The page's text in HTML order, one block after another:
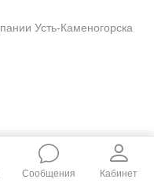
Усть-Каменогорска
Сообщения Кабинет